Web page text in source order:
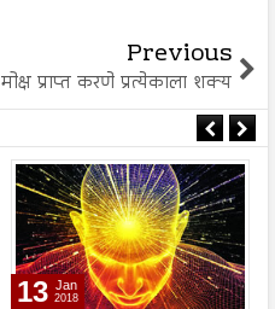
Previous
मोक्ष प्राप्त करणे प्रत्येकाला शक्य
13 Jan
2018